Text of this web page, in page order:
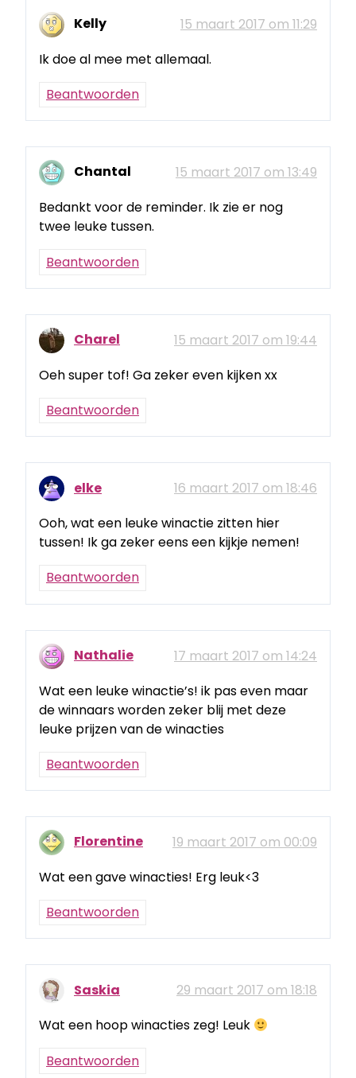
Kelly
15 maart 2017 om 11:29
Ik doe al mee met allemaal.
Beantwoorden
Chantal
15 maart 2017 om 13:49
Bedankt voor de reminder. Ik zie er nog
twee leuke tussen.
Beantwoorden
Charel
15 maart 2017 om 19:44
Oeh super tof! Ga zeker even kijken xx
Beantwoorden
elke
16 maart 2017 om 18:46
Ooh, wat een leuke winactie zitten hier
tussen! Ik ga zeker eens een kijkje nemen!
Beantwoorden
Nathalie
17 maart 2017 om 14:24
Wat een leuke winactie’s! ik pas even maar
de winnaars worden zeker blij met deze
leuke prijzen van de winacties
Beantwoorden
Florentine
19 maart 2017 om 00:09
Wat een gave winacties! Erg leuk<3
Beantwoorden
Saskia
29 maart 2017 om 18:18
Wat een hoop winacties zeg! Leuk
Beantwoorden